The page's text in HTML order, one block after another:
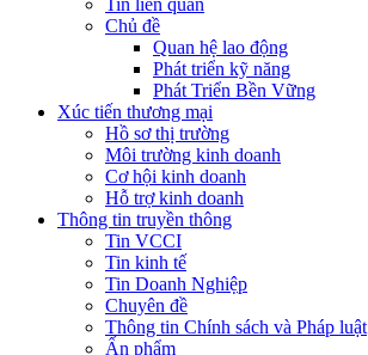
Tin liên quan
Chủ đề
Quan hệ lao động
Phát triển kỹ năng
Phát Triển Bền Vững
Xúc tiến thương mại
Hồ sơ thị trường
Môi trường kinh doanh
Cơ hội kinh doanh
Hỗ trợ kinh doanh
Thông tin truyền thông
Tin VCCI
Tin kinh tế
Tin Doanh Nghiệp
Chuyên đề
Thông tin Chính sách và Pháp luật
Ấn phẩm